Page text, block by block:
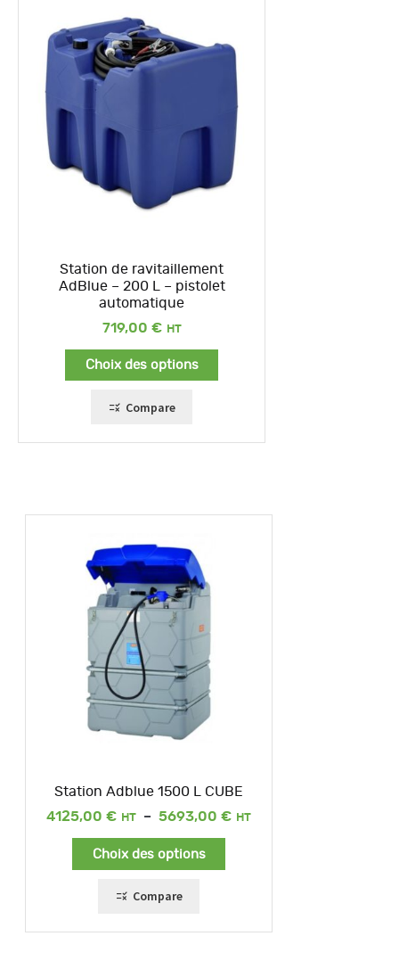
Station de ravitaillement
AdBlue – 200 L – pistolet
automatique
719,00 €
Choix des options
Compare
Station Adblue 1500 L CUBE
4125,00 € – 5693,00 €
Plage
Choix des options
Compare